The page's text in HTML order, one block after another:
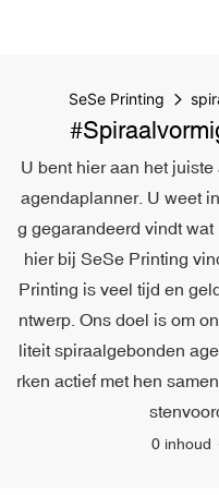
SeSe Printing
U bent hier aan het
agendaplanner. U weet
g gegarandeerd vindt
hier bij SeSe Printing
Printing is veel tijd en
ntwerp. Ons doel is om
liteit spiraalgebonden
rken actief met hen
0 inhoud